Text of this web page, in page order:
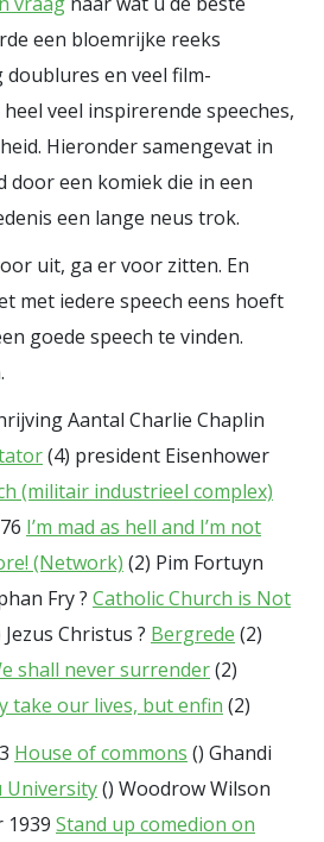
komt te staan’.
een bloemrijke reeks
doublures en veel film-
veel inspirerende speeches,
Hieronder samengevat in
door een komiek die in een
een lange neus trok.
uit, ga er voor zitten. En
met iedere speech eens hoeft
goede speech te vinden.
Aantal Charlie Chaplin
(4) president Eisenhower
(militair industrieel complex)
I’m mad as hell and I’m not
(Network) (2) Pim Fortuyn
Fry ? Catholic Church is Not
Jezus Christus ? Bergrede (2)
shall never surrender(2)
take our lives, but enfin (2)
House of commons () Ghandi
University() Woodrow Wilson
1939 Stand up comedion on